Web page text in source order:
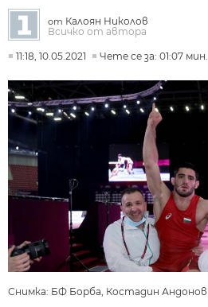
от Калоян Николов
Всичко от автора
11:18, 10.05.2021 Чете се за: 01:07 мин.
Снимка: БФ Борба, Костадин Андонов